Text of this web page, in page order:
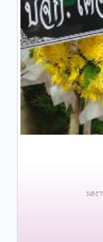
ผลง